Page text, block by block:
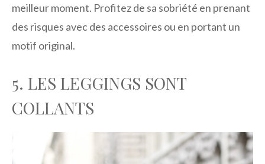
meilleur moment. Profitez de sa sobriété en prenant
des risques avec des accessoires ou en portant un
motif original.
5. LES LEGGINGS SONT
COLLANTS